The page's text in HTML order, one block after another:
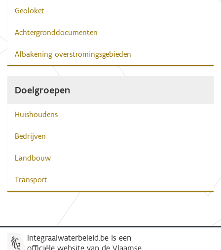
Geoloket
Achtergronddocumenten
Afbakening overstromingsgebieden
Doelgroepen
Huishoudens
Bedrijven
Landbouw
Transport
Integraalwaterbeleid.be is een